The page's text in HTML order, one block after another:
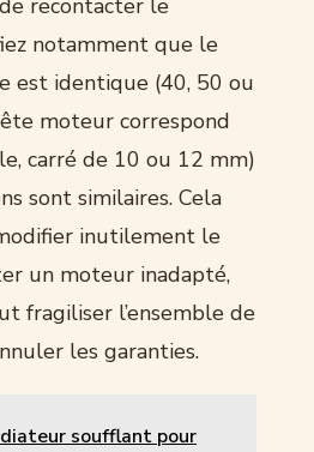
recontacter le
notamment que le
est identique (40, 50 ou
moteur correspond
carré de 10 ou 12 mm)
sont similaires. Cela
inutilement le
un moteur inadapté,
fragiliser l’ensemble de
les garanties.
soufflant pour